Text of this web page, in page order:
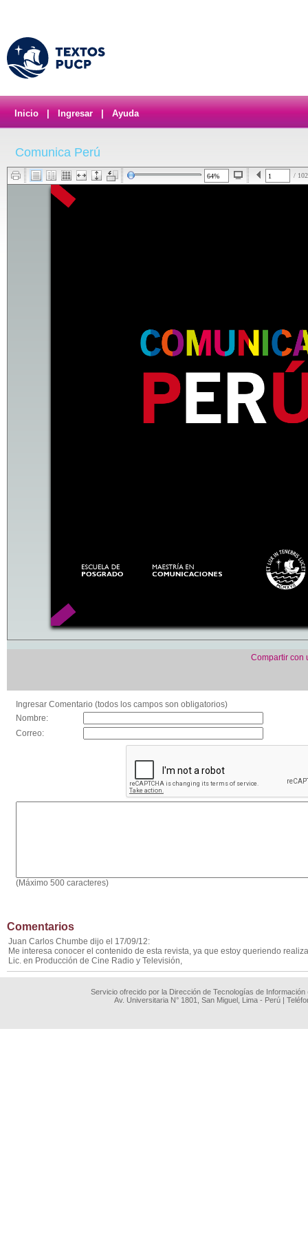
Inicio Ingresar Ayuda
Comunica Perú
/ 102
Compartir con
Ingresar Comentario (todos los campos son obligatorios)
Nombre:
Correo:
(Máximo 500 caracteres)
Comentarios
Juan Carlos Chumbe dijo el 17/09/12:
Me interesa conocer el contenido de esta revista, ya que estoy queriendo
Lic. en Producción de Cine Radio y Televisión,
Servicio ofrecido por la Dirección de Tecnologías de
Av. Universitaria N° 1801, San Miguel, Lima - Perú |